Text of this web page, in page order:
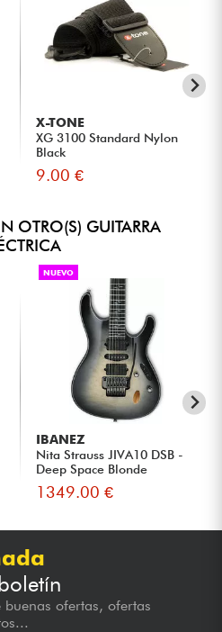
X-TONE
XG 3100 Standard Nylon
Black
9.00 €
OTRO(S) GUITARRA
NUEVO
IBANEZ
Nita Strauss JIVA10 DSB -
Deep Space Blonde
1349.00 €
ofertas, ofertas